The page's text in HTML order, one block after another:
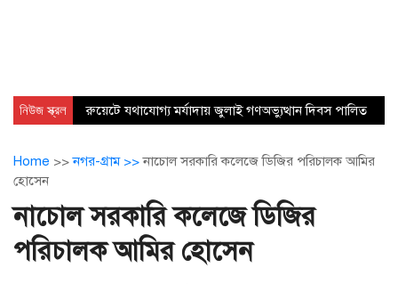
নিউজ স্ক্রল রুয়েটে যথাযোগ্য মর্যাদায় জুলাই গণঅভ্যুত্থান দিবস পালিত
Home >>নগর-গ্রাম >>নাচোল সরকারি কলেজে ডিজির পরিচালক আমির
হোসেন
নাচোল সরকারি কলেজে ডিজির
পরিচালক আমির হোসেন